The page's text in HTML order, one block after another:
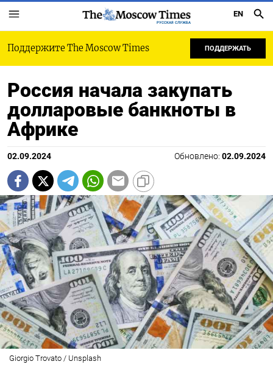
РУССКАЯ СЛУЖБА
EN
Поддержите The Moscow Times ПОДДЕРЖАТЬ
Россия начала закупать
долларовые банкноты в
Африке
02.09.2024 Обновлено: 02.09.2024
Giorgio Trovato / Unsplash